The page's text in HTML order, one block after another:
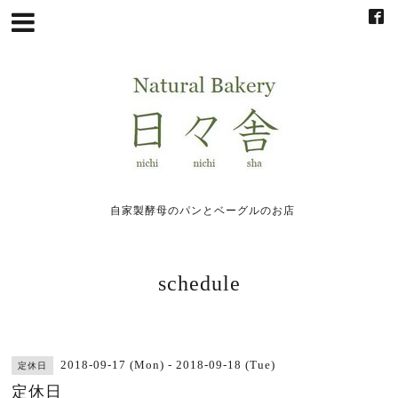
自家製酵母のパンとベーグルのお店
schedule
定休日 2018-09-17 (Mon) - 2018-09-18 (Tue)
定休日